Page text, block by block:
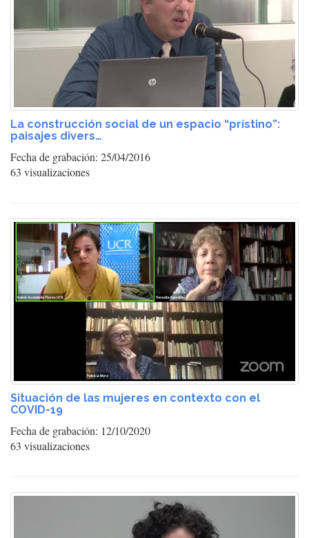
La construcción social de un espacio “prístino”:
paisajes divers…
Fecha de grabación: 25/04/2016
63 visualizaciones
Situación de las mujeres en contexto con el
COVID-19
Fecha de grabación: 12/10/2020
63 visualizaciones